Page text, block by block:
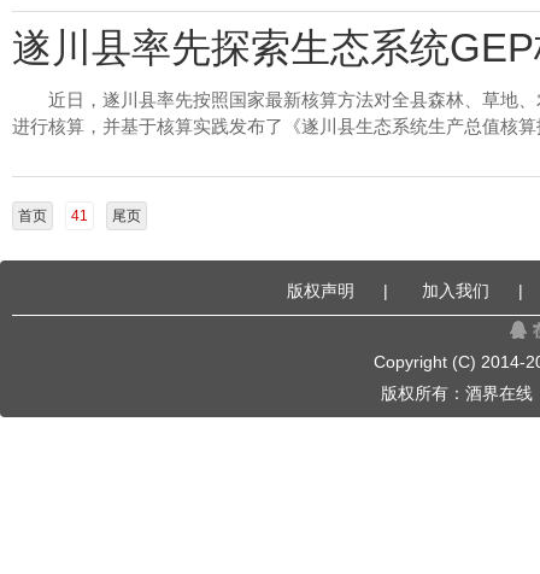
遂川县率先探索生态系统
近日，遂川县率先按照国家最新核算方法对全县森林、草地
进行核算，并基于核算实践发布了《遂川县生态系统生产总值核
首页 41 尾页
版权声明 | 加入我们 |
Copyright (C) 2014-
版权所有： 酒界在线